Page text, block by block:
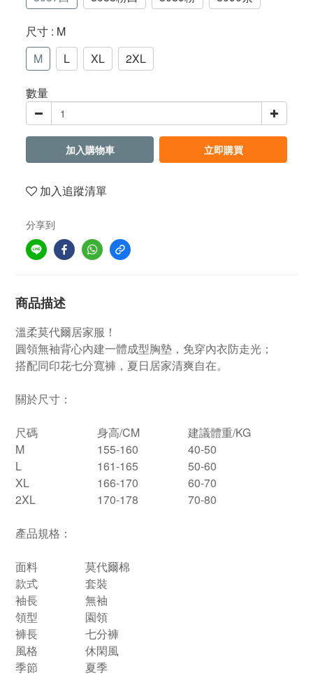
尺寸 : M
M
L XL 2XL
數量
加入購物車 立即購買
加入追蹤清單
分享到
商品描述
溫柔莫代爾居家服！
圓領無袖背心內建一體成型胸墊，免穿內衣防走光；
搭配同印花七分寬褲，夏日居家清爽自在。
關於尺寸：
尺碼 身高/CM
建議體重/KG
M
155-160
40-50
L
161-165
50-60
XL
166-170
60-70
2XL
170-178 70-80
產品規格：
面料
莫代爾棉
款式
套裝
袖長
無袖
領型
園領
褲長
七分褲
風格
休閑風
季節
夏季